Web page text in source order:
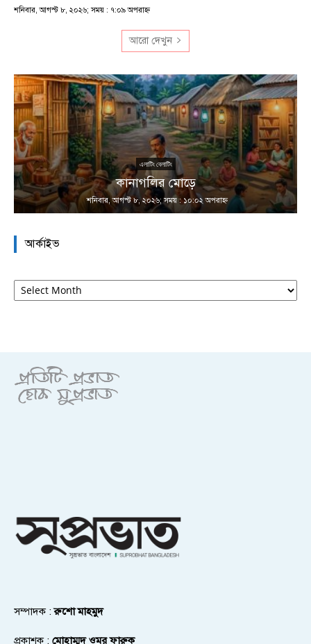
শনিবার, আগস্ট ৮, ২০২৬; সময় : ৭:০৯ অপরাহ্ণ
আরো দেখুন
এলাটিং বেলাটিং
কানাগলির মোড়ে
শনিবার, আগস্ট ৮, ২০২৬; সময় : ১০:০২ অপরাহ্ণ
আর্কাইভ
আর্কাইভ
সম্পাদক :রুশো মাহমুদ
প্রকাশক : মোহাম্মদ ওমর ফারুক